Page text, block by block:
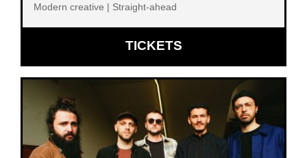
Modern creative | Straight-ahead
TICKETSOPENT
IN
VENSTER